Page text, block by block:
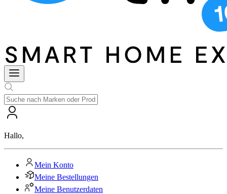
Hallo,
Mein Konto
Meine Bestellungen
Meine Benutzerdaten